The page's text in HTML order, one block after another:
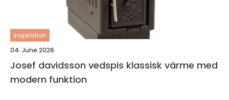
inspiration
04. June 2026
Josef davidsson vedspis klassisk värme med
modern funktion